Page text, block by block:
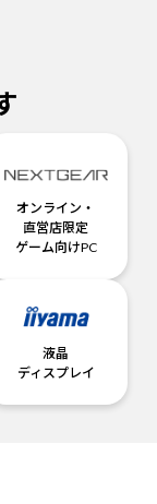
オンライン・
直営店限定
ゲーム向けPC
液晶
ディスプレイ